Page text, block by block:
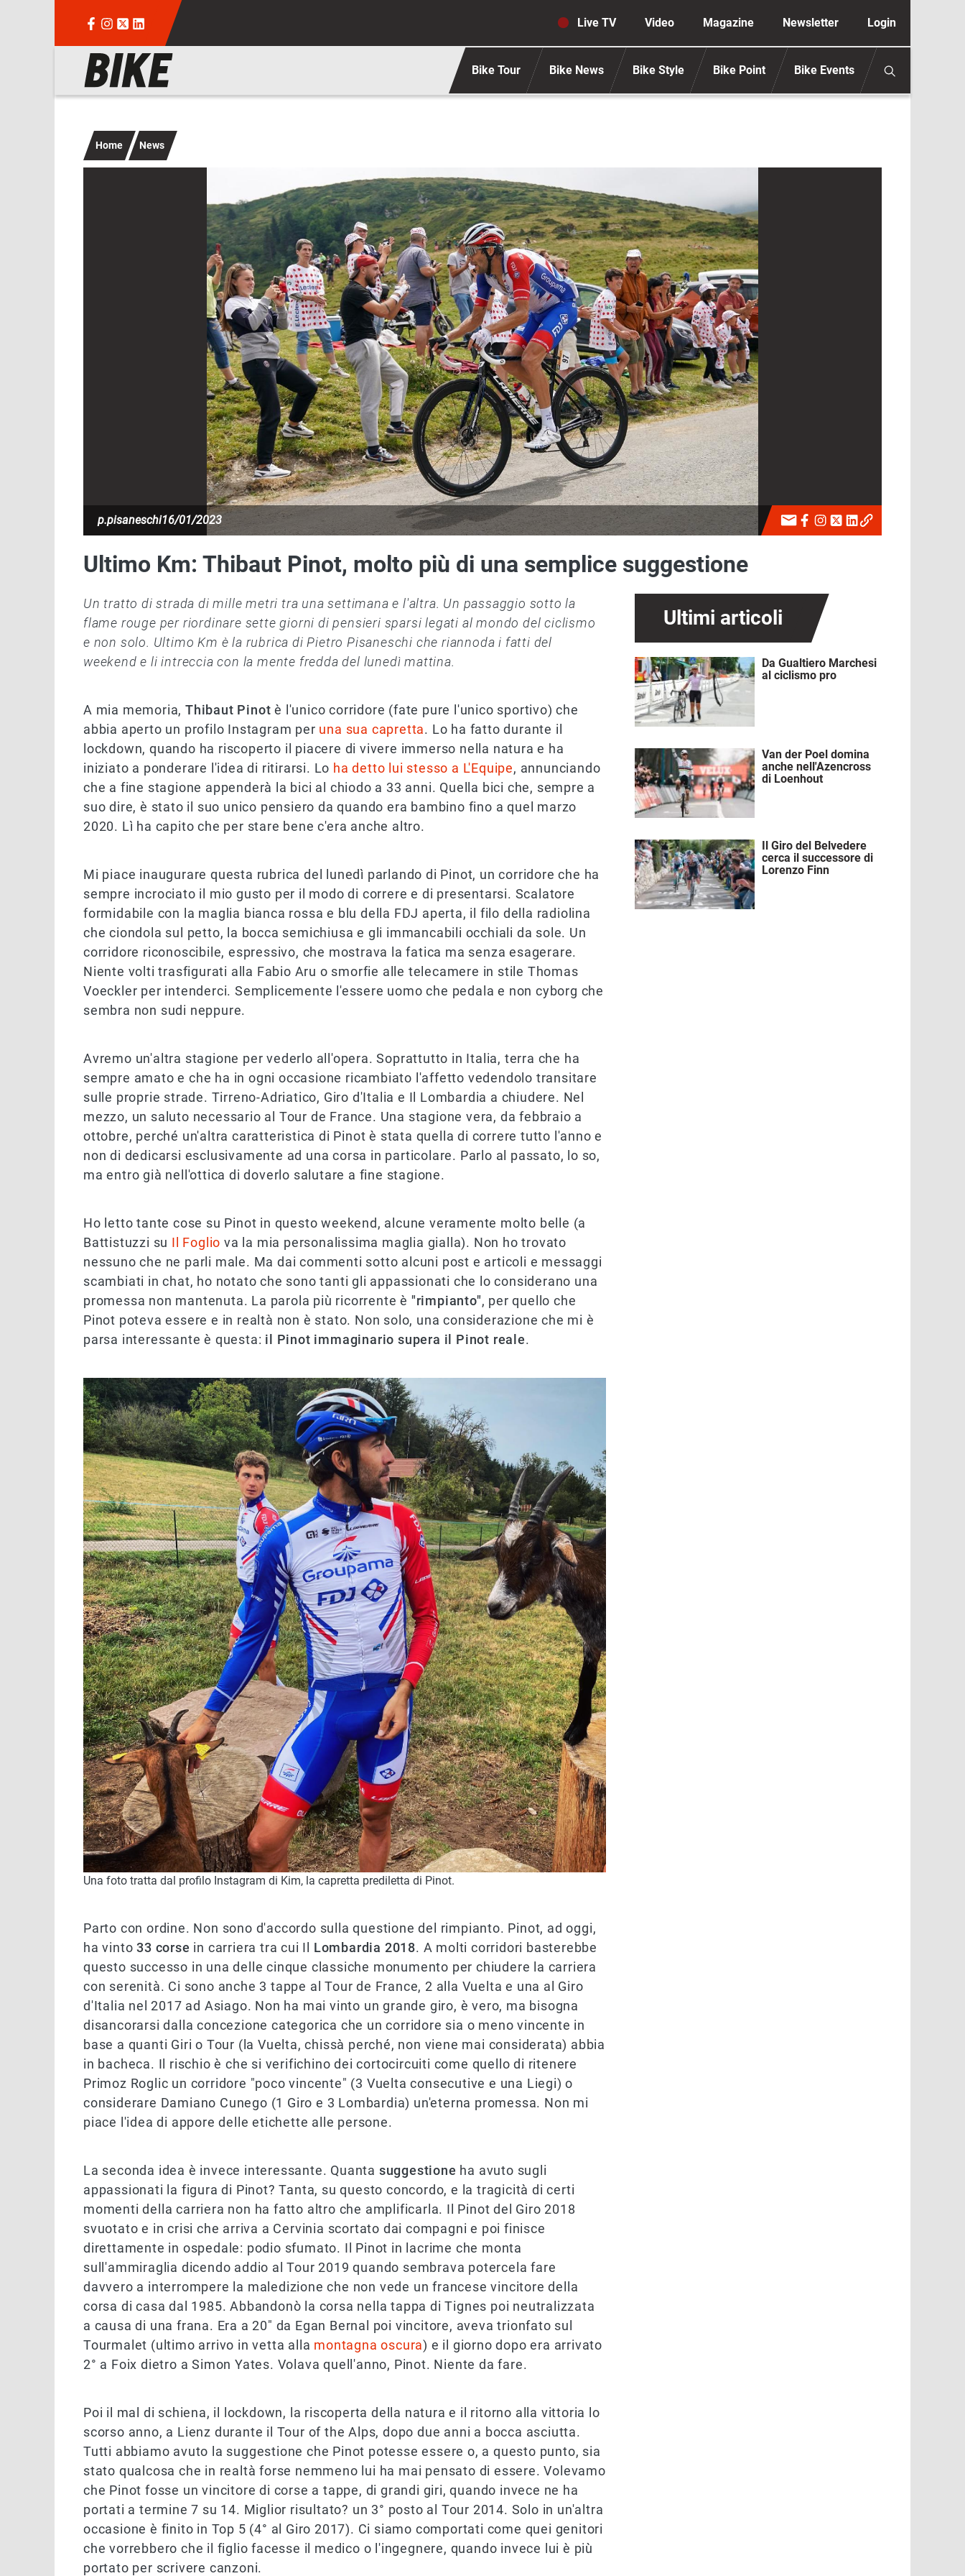
Navigazione secondaria anonimo
Live TV Video Magazine Newsletter Login
Navigazione principale Bike Tour Bike News Bike Style Bike Point Bike Events
Home News
p.pisaneschi16/01/2023
Ultimo Km: Thibaut Pinot, molto più di una semplice suggestione
Un tratto di strada di mille metri tra una settimana e l'altra. Un passaggio sotto la
flame rouge per riordinare sette giorni di pensieri sparsi legati al mondo del ciclismo
e non solo. Ultimo Km è la rubrica di Pietro Pisaneschi che riannoda i fatti del
weekend e li intreccia con la mente fredda del lunedì mattina.
A mia memoria, Thibaut Pinot è l'unico corridore (fate pure l'unico sportivo) che
abbia aperto un profilo Instagram per una sua capretta. Lo ha fatto durante il
lockdown, quando ha riscoperto il piacere di vivere immerso nella natura e ha
iniziato a ponderare l'idea di ritirarsi. Lo ha detto lui stesso a L'Equipe, annunciando
che a fine stagione appenderà la bici al chiodo a 33 anni. Quella bici che, sempre a
suo dire, è stato il suo unico pensiero da quando era bambino fino a quel marzo
2020. Lì ha capito che per stare bene c'era anche altro.
Mi piace inaugurare questa rubrica del lunedì parlando di Pinot, un corridore che ha
sempre incrociato il mio gusto per il modo di correre e di presentarsi. Scalatore
formidabile con la maglia bianca rossa e blu della FDJ aperta, il filo della radiolina
che ciondola sul petto, la bocca semichiusa e gli immancabili occhiali da sole. Un
corridore riconoscibile, espressivo, che mostrava la fatica ma senza esagerare.
Niente volti trasfigurati alla Fabio Aru o smorfie alle telecamere in stile Thomas
Voeckler per intenderci. Semplicemente l'essere uomo che pedala e non cyborg che
sembra non sudi neppure.
Avremo un'altra stagione per vederlo all'opera. Soprattutto in Italia, terra che ha
sempre amato e che ha in ogni occasione ricambiato l'affetto vedendolo transitare
sulle proprie strade. Tirreno-Adriatico, Giro d'Italia e Il Lombardia a chiudere. Nel
mezzo, un saluto necessario al Tour de France. Una stagione vera, da febbraio a
ottobre, perché un'altra caratteristica di Pinot è stata quella di correre tutto l'anno e
non di dedicarsi esclusivamente ad una corsa in particolare. Parlo al passato, lo so,
ma entro già nell'ottica di doverlo salutare a fine stagione.
Ho letto tante cose su Pinot in questo weekend, alcune veramente molto belle (a
Battistuzzi su Il Foglio va la mia personalissima maglia gialla). Non ho trovato
nessuno che ne parli male. Ma dai commenti sotto alcuni post e articoli e messaggi
scambiati in chat, ho notato che sono tanti gli appassionati che lo considerano una
promessa non mantenuta. La parola più ricorrente è "rimpianto", per quello che
Pinot poteva essere e in realtà non è stato. Non solo, una considerazione che mi è
parsa interessante è questa: il Pinot immaginario supera il Pinot reale.
Una foto tratta dal profilo Instagram di Kim, la capretta prediletta di Pinot.
Parto con ordine. Non sono d'accordo sulla questione del rimpianto. Pinot, ad oggi,
ha vinto33 corse in carriera tra cui Il Lombardia 2018. A molti corridori basterebbe
questo successo in una delle cinque classiche monumento per chiudere la carriera
con serenità. Ci sono anche 3 tappe al Tour de France, 2 alla Vuelta e una al Giro
d'Italia nel 2017 ad Asiago. Non ha mai vinto un grande giro, è vero, ma bisogna
disancorarsi dalla concezione categorica che un corridore sia o meno vincente in
base a quanti Giri o Tour (la Vuelta, chissà perché, non viene mai considerata) abbia
in bacheca. Il rischio è che si verifichino dei cortocircuiti come quello di ritenere
Primoz Roglic un corridore "poco vincente" (3 Vuelta consecutive e una Liegi) o
considerare Damiano Cunego (1 Giro e 3 Lombardia) un'eterna promessa. Non mi
piace l'idea di appore delle etichette alle persone.
La seconda idea è invece interessante. Quanta suggestione ha avuto sugli
appassionati la figura di Pinot? Tanta, su questo concordo, e la tragicità di certi
momenti della carriera non ha fatto altro che amplificarla. Il Pinot del Giro 2018
svuotato e in crisi che arriva a Cervinia scortato dai compagni e poi finisce
direttamente in ospedale: podio sfumato. Il Pinot in lacrime che monta
sull'ammiraglia dicendo addio al Tour 2019 quando sembrava potercela fare
davvero a interrompere la maledizione che non vede un francese vincitore della
corsa di casa dal 1985. Abbandonò la corsa nella tappa di Tignes poi neutralizzata
a causa di una frana. Era a 20" da Egan Bernal poi vincitore, aveva trionfato sul
Tourmalet (ultimo arrivo in vetta alla montagna oscura) e il giorno dopo era arrivato
2° a Foix dietro a Simon Yates. Volava quell'anno, Pinot. Niente da fare.
Poi il mal di schiena, il lockdown, la riscoperta della natura e il ritorno alla vittoria lo
scorso anno, a Lienz durante il Tour of the Alps, dopo due anni a bocca asciutta.
Tutti abbiamo avuto la suggestione che Pinot potesse essere o, a questo punto, sia
stato qualcosa che in realtà forse nemmeno lui ha mai pensato di essere. Volevamo
che Pinot fosse un vincitore di corse a tappe, di grandi giri, quando invece ne ha
portati a termine 7 su 14. Miglior risultato? un 3° posto al Tour 2014. Solo in un'altra
occasione è finito in Top 5 (4° al Giro 2017). Ci siamo comportati come quei genitori
che vorrebbero che il figlio facesse il medico o l'ingegnere, quando invece lui è più
portato per scrivere canzoni.
Ultimi articoli
Immagine
Da Gualtiero Marchesi
al ciclismo pro
Immagine
Van der Poel domina
anche nell'Azencross
di Loenhout
Immagine
Il Giro del Belvedere
cerca il successore di
Lorenzo Finn